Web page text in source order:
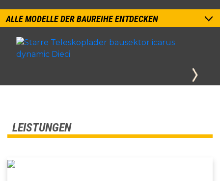
ALLE MODELLE DER BAUREIHE ENTDECKEN
LEISTUNGEN